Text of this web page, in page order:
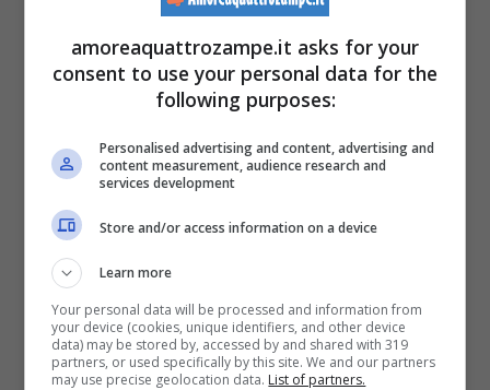
acquistati, ed hanno un prezzo medio
contenuto, proprio come il porcellino d’India.
Insomma, è piuttosto improbabile che il
proprietario del roditore possa un giorno
essere costretto a dimostrare la legittimità del
proprio titolo. Ma potrebbe capitare; ad
esempio, laddove smarritosi, l’animale venga
preso da un terzo, che ne reclami la
amoreaquattrozampe.it asks for your
consent to use your personal data for the
following purposes:
Personalised advertising and content, advertising and
content measurement, audience research and
services development
Store and/or access information on a device
Learn more
Your personal data will be processed and information from
your device (cookies, unique identifiers, and other device
data) may be stored by, accessed by and shared with 319
partners, or used specifically by this site. We and our partners
may use precise geolocation data. List of partners.